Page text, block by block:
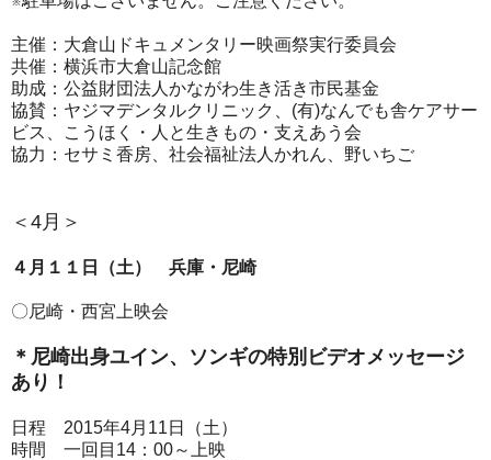
主催：大倉山ドキュメンタリー映画祭実行委員会
共催：横浜市大倉山記念館
助成：公益財団法人かながわ生き活き市民基金
協賛：ヤジマデンタルクリニック、(有)なんでも舎ケアサー
ビス、こうほく・人と生きもの・支えあう会
協力：セサミ香房、社会福祉法人かれん、野いちご
＜4月＞
４月１１日（土） 兵庫・尼崎
〇尼崎・西宮上映会
＊尼崎出身ユイン、ソンギの特別ビデオメッセージ
あり！
日程 2015年4月11日（土）
時間 一回目14：00～上映